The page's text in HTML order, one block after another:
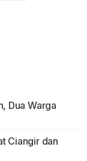
Dua Warga
Ciangir dan